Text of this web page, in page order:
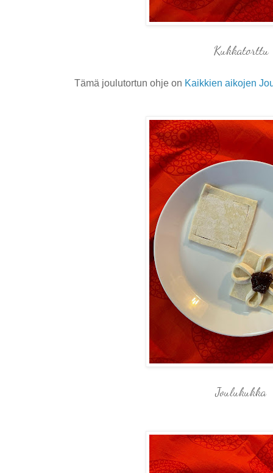
Kukkatorttu
Tämä joulutortun ohje on Kaikkien aikojen
Joulukukka